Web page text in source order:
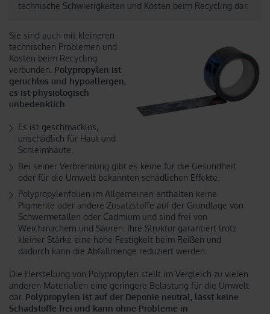
technische Schwierigkeiten und Kosten beim Recycling dar.
Sie sind auch mit kleineren
technischen Problemen und
Kosten beim Recycling
verbunden. Polypropylen ist
geruchlos und hypoallergen,
es ist physiologisch
unbedenklich
Es ist geschmacklos,
unschädlich für Haut und
Schleimhäute.
Bei seiner Verbrennung gibt es keine für die Gesundheit
oder für die Umwelt bekannten schädlichen Effekte.
Polypropylenfolien im Allgemeinen enthalten keine
Pigmente oder andere Zusatzstoffe auf der Grundlage von
Schwermetallen oder Cadmium und sind frei von
Weichmachern und Säuren. Ihre Struktur garantiert trotz
kleiner Stärke eine hohe Festigkeit beim Reißen und
dadurch kann die Abfallmenge reduziert werden.
Die Herstellung von Polypropylen stellt im Vergleich zu vielen
anderen Materialien eine geringere Belastung für die Umwelt
dar. Polypropylen ist auf der Deponie neutral, lässt keine
Schadstoffe frei und kann ohne Probleme in